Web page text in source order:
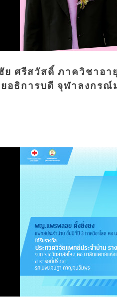
ศรีสวัสดิ์ ภาควิชาอา
อธิการบดี จุฬาลงกร